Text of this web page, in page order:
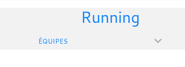
Running
ÉQUIPES